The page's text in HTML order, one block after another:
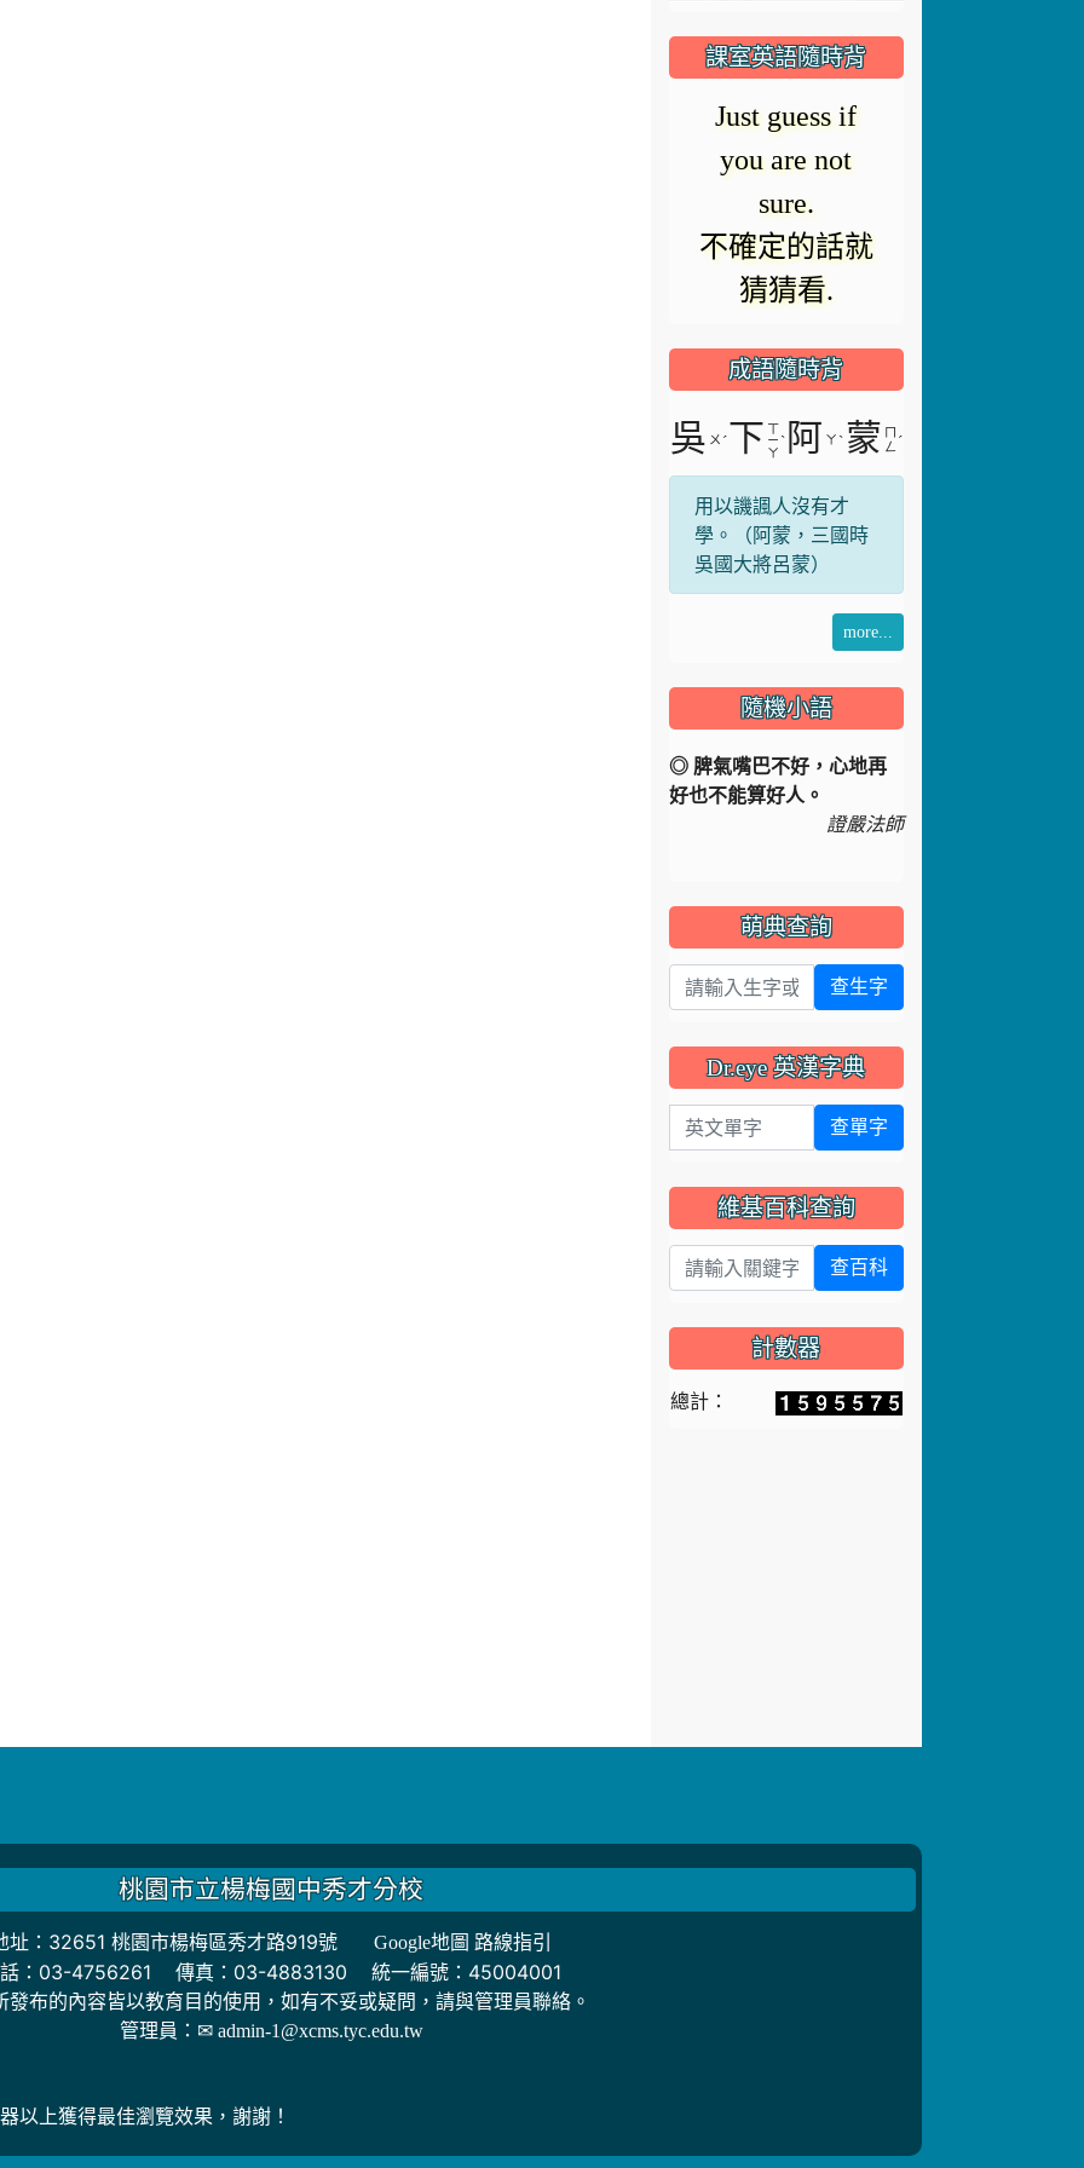
放
器
正
在
載
入。
放
影
片
課室英語隨時背
Just guess if
you are not
sure.
不確定的話就
猜猜看.
成語隨時背
吳 ㄨ ˊ下 ㄒ
ㄧ
ㄚ
ˋ 阿 ㄚ ˋ 蒙 ㄇ
ㄥ ˊ
用以譏諷人沒有才
學。（阿蒙，三國時
吳國大將呂蒙）
more...
隨機小語
◎ 脾氣嘴巴不好，心地再
好也不能算好人。
證嚴法師
萌典查詢
查生字
Dr.eye 英漢字典
英文單字 查單字
維基百科查詢
查百科
計數器
總計：
桃園市立楊梅國中秀才分校
址：32651 桃園市楊梅區秀才路919號 Google地圖 路線指引
：03-4756261 傳真：03-4883130 統一編號：45004001
發布的內容皆以教育目的使用，如有不妥或疑問，請與管理員聯絡。
管理員： ✉ admin-1@xcms.tyc.edu.tw
以上獲得最佳瀏覽效果，謝謝！